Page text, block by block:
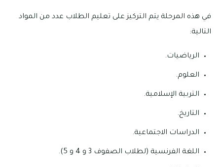
في هذه المرحلة يتم التركيز على تعليم الطلاب عدد من المواد
التالية:
الرياضيات.
العلوم.
التربية الإسلامية.
التاريخ.
الدراسات الاجتماعية.
اللغة الفرنسية (لطلاب الصفوف 3 و 4 و 5).